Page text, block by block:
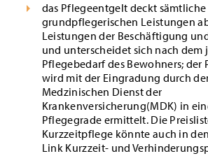
das Pflegeentgelt deckt sämtliche
grundpflegerischen Leistungen
Leistungen der Beschäftigung
und unterscheidet sich nach dem
Pflegebedarf des Bewohners; der
wird mit der Eingradung durch
Medzinischen Dienst der
Krankenversicherung(MDK) in
Pflegegrade ermittelt. Die
Kurzzeitpflege könnte auch in
Link Kurzzeit- und